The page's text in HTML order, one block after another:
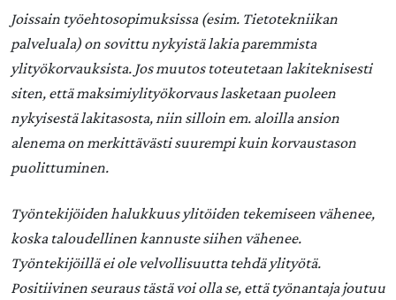
Joissain työehtosopimuksissa (esim. Tietotekniikan
palveluala) on sovittu nykyistä lakia paremmista
ylityökorvauksista. Jos muutos toteutetaan lakiteknisesti
siten, että maksimiylityökorvaus lasketaan puoleen
nykyisestä lakitasosta, niin silloin em. aloilla ansion
alenema on merkittävästi suurempi kuin korvaustason
puolittuminen.
Työntekijöiden halukkuus ylitöiden tekemiseen vähenee,
koska taloudellinen kannuste siihen vähenee.
Työntekijöillä ei ole velvollisuutta tehdä ylityötä.
Positiivinen seuraus tästä voi olla se, että työnantaja joutuu